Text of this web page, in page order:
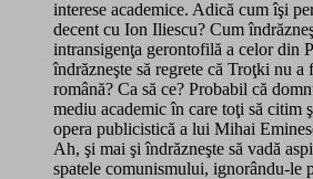
interese academice. Adică cum îşi
decent cu Ion Iliescu? Cum
intransigenţa gerontofilă a celor din
îndrăzneşte să regrete că Troţki nu a
română? Ca să ce? Probabil că
mediu academic în care toţi să citim
opera publicistică a lui Mihai
Ah, şi mai şi îndrăzneşte să vadă
spatele comunismului, ignorându-le